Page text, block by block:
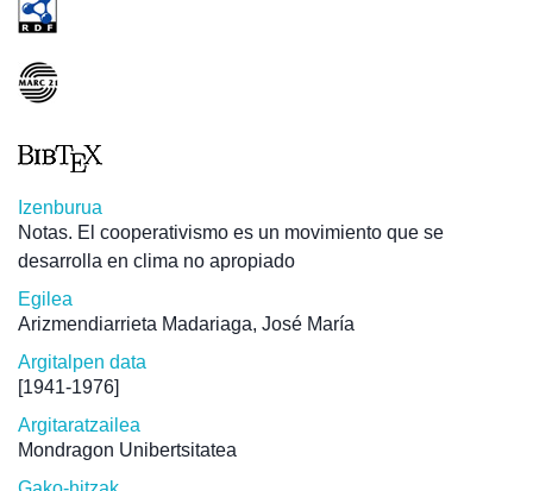
Izenburua
Notas. El cooperativismo es un movimiento que se
desarrolla en clima no apropiado
Egilea
Arizmendiarrieta Madariaga, José María
Argitalpen data
[1941-1976]
Argitaratzailea
Mondragon Unibertsitatea